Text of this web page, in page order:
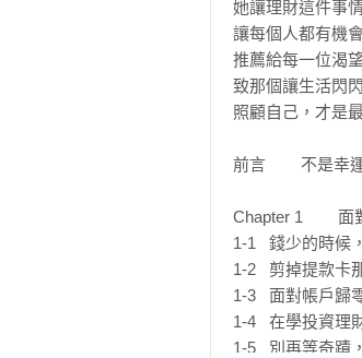
她讓理財這件事
讓每個人都有機
推薦給每一位渴
致那個讓生活閃
照顧自己，才是
前言        不是幸
Chapter 1        面
1-1   錢少的時候
1-2   剪掉提款卡
1-3   面對帳戶歸
1-4   在學投資理
1-5   別再等奇蹟